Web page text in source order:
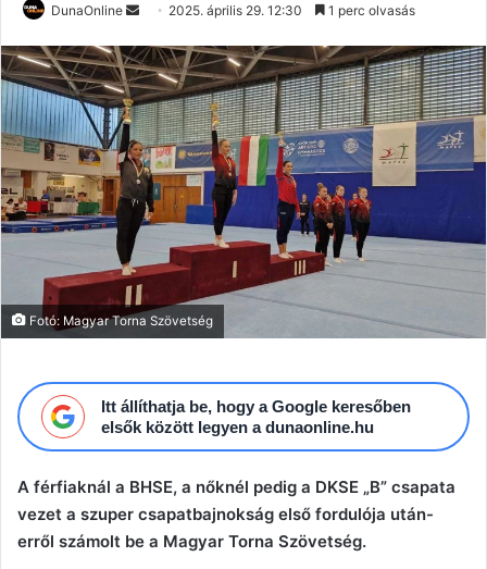
DunaOnline
Send
email
2025. április 29. 12:30 1 perc olvasás
Fotó: Magyar Torna Szövetség
Itt állíthatja be, hogy a Google keresőben
elsők között legyen a dunaonline.hu
A férfiaknál a BHSE, a nőknél pedig a DKSE „B” csapata
vezet a szuper csapatbajnokság első fordulója után-
erről számolt be a Magyar Torna Szövetség.